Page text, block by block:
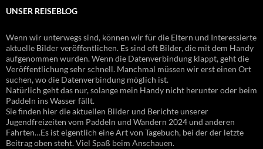
UNSER REISEBLOG
Wenn wir unterwegs sind, können wir für die Eltern und Interessierte
aktuelle Bilder veröffentlichen. Es sind oft Bilder, die mit dem Handy
aufgenommen wurden. Wenn die Datenverbindung klappt, geht die
Veröffentlichung sehr schnell. Manchmal müssen wir erst einen Ort
suchen, wo die Datenverbindung möglich ist.
Natürlich geht das nur, solange mein Handy nicht herunter oder beim
Paddeln ins Wasser fällt.
Sie finden hier die aktuellen Bilder und Berichte unserer
Jugendfreizeiten vom Paddeln und Wandern 2024 und anderen
Fahrten…Es ist eigentlich eine Art von Tagebuch, bei der der letzte
Beitrag oben steht. Viel Spaß beim Anschauen.